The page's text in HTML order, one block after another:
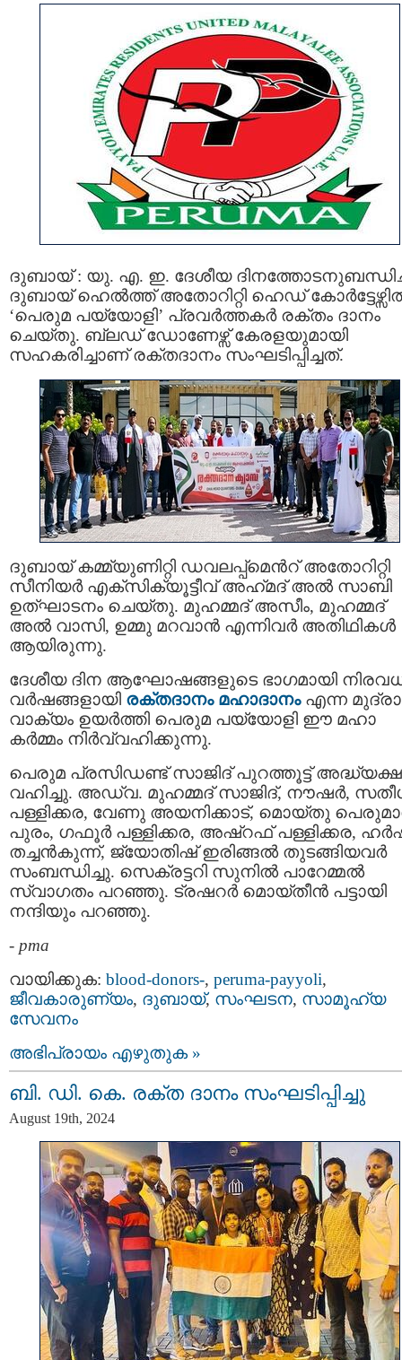
ദുബായ് : യു. എ. ഇ. ദേശീയ
ദുബായ് ഹെൽത്ത് അതോറിറ്റി ഹെഡ്
‘പെരുമ പയ്യോളി’ പ്രവർത്തകർ രക്തം ദാനം
ചെയ്തു. ബ്ലഡ് ഡോണേഴ്സ് കേരളയുമായി
സഹകരിച്ചാണ് രക്തദാനം സംഘടിപ്പിച്ചത്.
ദുബായ് കമ്മ്യുണിറ്റി ഡവലപ്പ്മെൻറ് അതോറിറ്റി
സീനിയർ എക്സിക്യൂട്ടീവ് അഹ്‌മദ്‌ അൽ സാബി
ഉത്ഘാടനം ചെയ്തു. മുഹമ്മദ് അസീം, മുഹമ്മദ്
അൽ വാസി, ഉമ്മു മറവാൻ എന്നിവർ അതിഥികൾ
ആയിരുന്നു.
ദേശീയ ദിന ആഘോഷങ്ങളുടെ ഭാഗമായി
വർഷങ്ങളായി രക്തദാനം മഹാദാനംഎന്ന മുദ്രാ
വാക്യം ഉയർത്തി പെരുമ പയ്യോളി ഈ മഹാ
കർമ്മം നിർവ്വഹിക്കുന്നു.
പെരുമ പ്രസിഡണ്ട് സാജിദ് പുറത്തൂട്ട്
വഹിച്ചു. അഡ്വ. മുഹമ്മദ് സാജിദ്, നൗഷർ,
പള്ളിക്കര, വേണു അയനിക്കാട്, മൊയ്തു
പുരം, ഗഫൂർ പള്ളിക്കര, അഷ്റഫ് പള്ളിക്കര,
തച്ചൻകുന്ന്, ജ്യോതിഷ് ഇരിങ്ങൽ തുടങ്ങിയവർ
സംബന്ധിച്ചു. സെക്രട്ടറി സുനിൽ പാറേമ്മൽ
സ്വാഗതം പറഞ്ഞു. ട്രഷറർ മൊയ്തീൻ പട്ടായി
നന്ദിയും പറഞ്ഞു.
- pma
വായിക്കുക: blood-donors-, peruma-payyoli,
ജീവകാരുണ്യം, ദുബായ്‌, സംഘടന, സാമൂഹ്യ
സേവനം
അഭിപ്രായം എഴുതുക »
ബി. ഡി. കെ. രക്ത ദാനം സംഘടിപ്പിച്ചു
August 19th, 2024